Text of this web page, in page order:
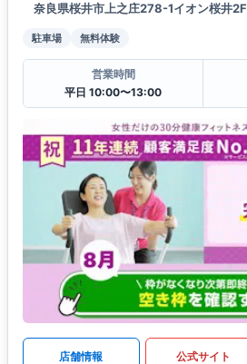
奈良県桜井市上之庄278-1イオン桜井2F
駐車場 無料体験
営業時間
平日 10:00〜13:00
店舗情報 公式サイト